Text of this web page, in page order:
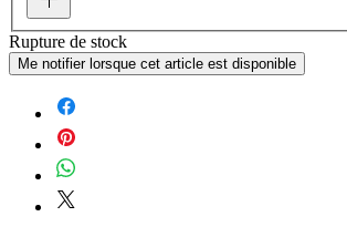
Rupture de stock
Me notifier lorsque cet article est disponible